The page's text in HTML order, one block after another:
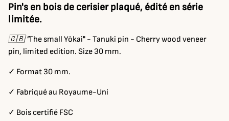
Pin's en bois de cerisier plaqué, édité en série
limitée.
🇬🇧 "The small Yōkai" - Tanuki pin - Cherry wood veneer
pin, limited edition. Size 30 mm.
✓ Format 30 mm.
✓ Fabriqué au Royaume-Uni
✓ Bois certifié FSC